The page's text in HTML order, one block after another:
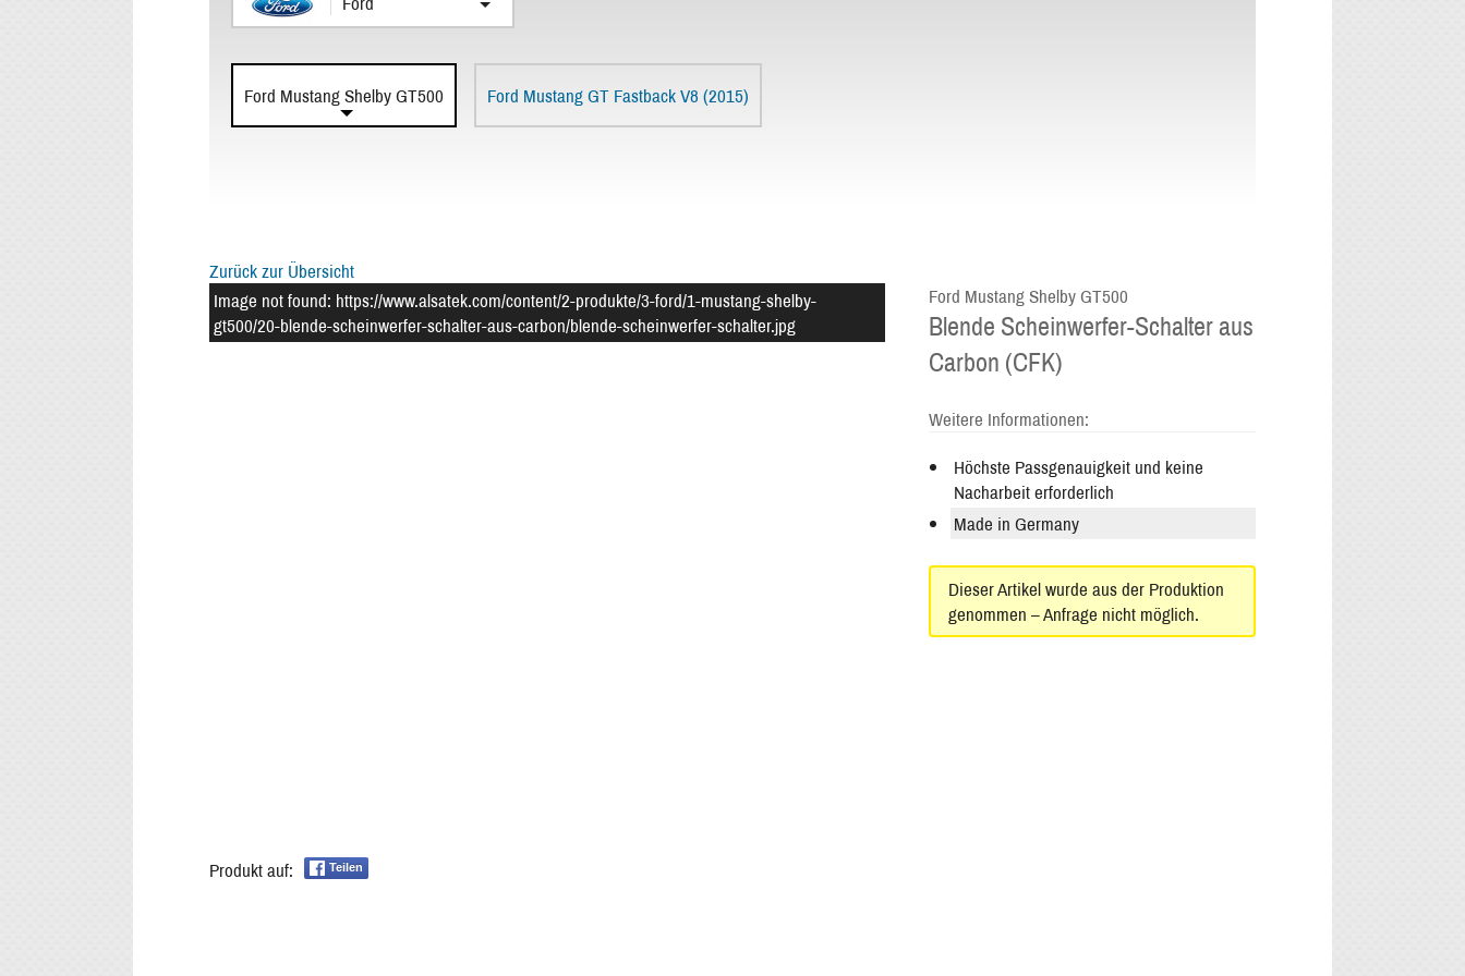
Ford Mustang Shelby GT500 Ford Mustang GT Fastback V8 (2015)
Zurück zur Übersicht
Image not found: https://www.alsatek.com/content/2-produkte/3-ford/1-mustang-shelby-
gt500/20-blende-scheinwerfer-schalter-aus-carbon/blende-scheinwerfer-schalter.jpg
Produkt auf: Teilen
Ford Mustang Shelby GT500
Blende Scheinwerfer-Schalter aus
Carbon (CFK)
Weitere Informationen:
Höchste Passgenauigkeit und keine
Nacharbeit erforderlich
Made in Germany
Dieser Artikel wurde aus der Produktion
genommen – Anfrage nicht möglich.